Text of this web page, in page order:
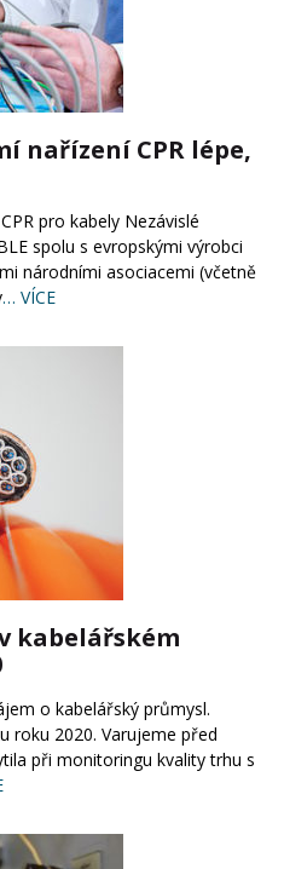
nařízení CPR lépe,
pro kabely Nezávislé
spolu s evropskými výrobci
národními asociacemi (včetně
… VÍCE
kabelářském
o kabelářský průmysl.
roku 2020. Varujeme před
při monitoringu kvality trhu s